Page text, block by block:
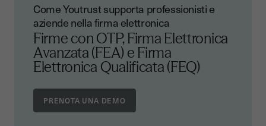
Come Youtrust supporta professionisti e
aziende nella firma elettronica
Firme con OTP, Firma Elettronica
Avanzata (FEA) e Firma
Elettronica Qualificata (FEQ)
PRENOTA UNA DEMO